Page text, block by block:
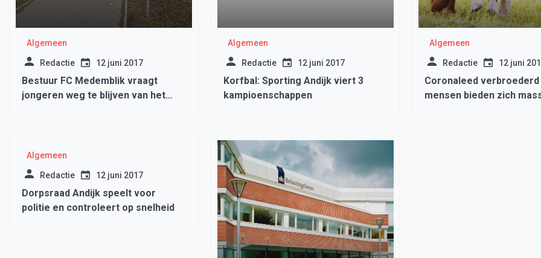
Algemeen
Redactie 12 juni 2017
Bestuur FC Medemblik vraagt
jongeren weg te blijven van het
Algemeen
Redactie 12 juni 2017
Korfbal: Sporting Andijk viert 3
kampioenschappen
Algemeen
Redactie 12 juni
Coronaleed
mensen bieden zich
Algemeen
Redactie 12 juni 2017
Dorpsraad Andijk speelt voor
politie en controleert op snelheid